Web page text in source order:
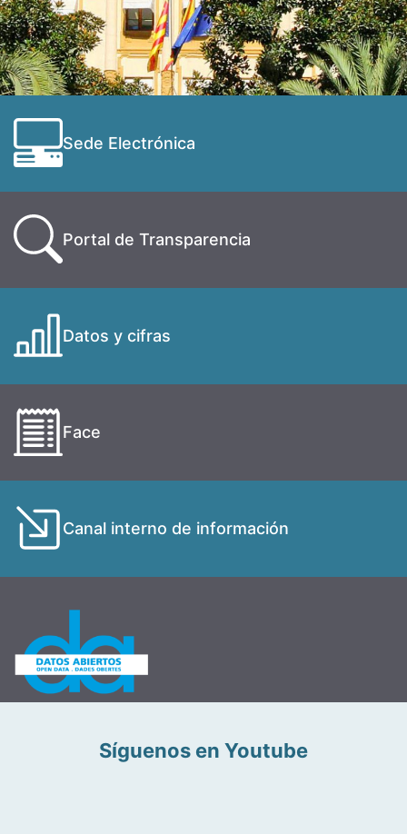
Sede Electrónica
Portal de Transparencia
Datos y cifras
Face
Canal interno de información
Síguenos en Youtube